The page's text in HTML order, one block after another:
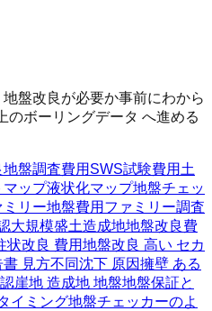
盤改良が必要か事前にわから
のボーリングデータ へ進める
地盤調査費用 SWS試験費用 土
マップ液状化マップ地盤チェッ
リー地盤費用ファミリー調査
大規模盛土造成地地盤改良費
状改良 費用地盤改良 高い セカ
書 見方不同沈下 原因擁壁 ある
崖地 造成地 地盤地盤保証と
イミング地盤チェッカーのよ